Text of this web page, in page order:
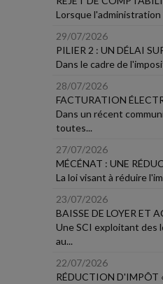
Lorsque
29/07/2026
PILIER 2 : UN DÉLAI
Dans le cadre de
28/07/2026
FACTURATION
Dans un récent
toutes...
27/07/2026
MÉCÉNAT : UNE
La loi visant à réduire
23/07/2026
BAISSE DE LOYER ET
Une SCI exploitant des
au...
22/07/2026
RÉDUCTION D'IMPÔT